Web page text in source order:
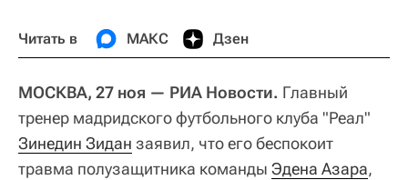
Читать в МАКС Дзен
МОСКВА, 27 ноя — РИА Новости. Главный
тренер мадридского футбольного клуба "Реал"
Зинедин Зидан заявил, что его беспокоит
травма полузащитника команды Эдена Азара,